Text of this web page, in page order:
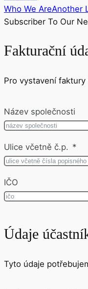
Who We AreAnother
Subscriber To Our
Fakturační
Pro vystavení
Název společnosti
Ulice včetně č.p.
IČO
Údaje
Tyto údaje